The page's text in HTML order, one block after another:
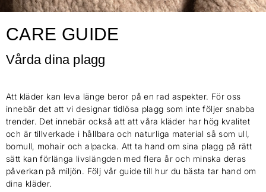
CARE GUIDE
Vårda dina plagg
Att kläder kan leva länge beror på en rad aspekter. För oss
innebär det att vi designar tidlösa plagg som inte följer snabba
trender. Det innebär också att att våra kläder har hög kvalitet
och är tillverkade i hållbara och naturliga material så som ull,
bomull, mohair och alpacka. Att ta hand om sina plagg på rätt
sätt kan förlänga livslängden med flera år och minska deras
påverkan på miljön. Följ vår guide till hur du bästa tar hand om
dina kläder.